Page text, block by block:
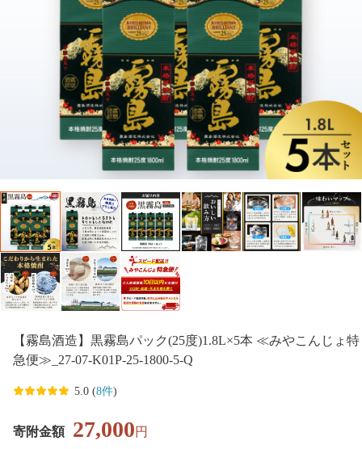
【霧島酒造】黒霧島パック(25度)1.8L×5本 ≪みやこんじょ特
急便≫_27-07-K01P-25-1800-5-Q
5.0 (8件)
寄附金額 27,000円